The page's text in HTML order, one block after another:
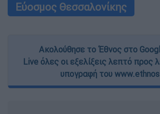
Εύοσμος Θεσσαλονίκης
Ακολούθησε το Έθνος στο
Live όλες οι εξελίξεις λεπτό προς
υπογραφή του